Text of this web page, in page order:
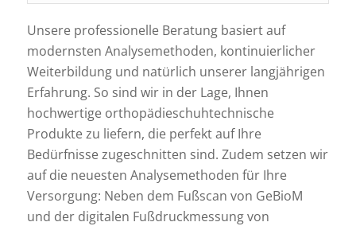
Unsere professionelle Beratung basiert auf
modernsten Analysemethoden, kontinuierlicher
Weiterbildung und natürlich unserer langjährigen
Erfahrung. So sind wir in der Lage, Ihnen
hochwertige orthopädieschuhtechnische
Produkte zu liefern, die perfekt auf Ihre
Bedürfnisse zugeschnitten sind. Zudem setzen wir
auf die neuesten Analysemethoden für Ihre
Versorgung: Neben dem Fußscan von GeBioM
und der digitalen Fußdruckmessung von